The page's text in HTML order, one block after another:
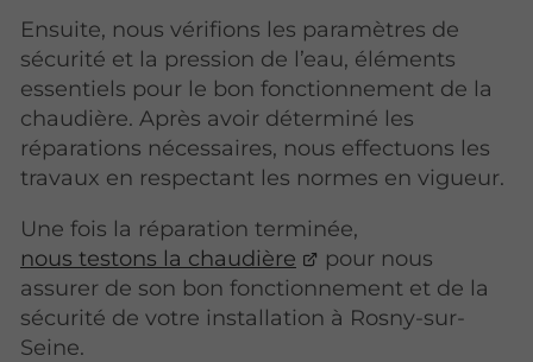
Ensuite, nous vérifions les paramètres de
sécurité et la pression de l’eau, éléments
essentiels pour le bon fonctionnement de la
chaudière. Après avoir déterminé les
réparations nécessaires, nous effectuons les
travaux en respectant les normes en vigueur.
Une fois la réparation terminée,
nous testons la chaudière
pour nous
assurer de son bon fonctionnement et de la
sécurité de votre installation à Rosny-sur-
Seine.